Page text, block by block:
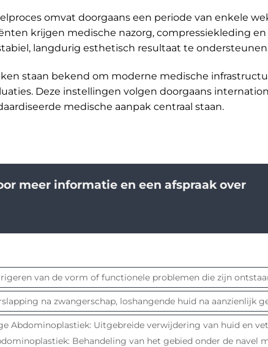
omvat doorgaans een periode van enkele
krijgen medische nazorg, compressiekleding
langdurig esthetisch resultaat te
staan bekend om moderne medische
Deze instellingen volgen doorgaans
medische aanpak centraal staan.
meer informatie en een afspraak over
van de vorm of functionele problemen die zijn
na zwangerschap, loshangende huid na aanzienlijk
Abdominoplastiek: Uitgebreide verwijdering van huid en
Behandeling van het gebied onder de navel